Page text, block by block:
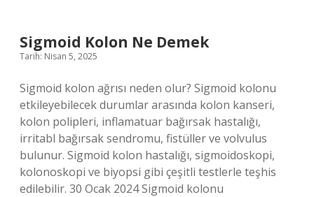
Sigmoid Kolon Ne Demek
Tarih: Nisan 5, 2025
Sigmoid kolon ağrısı neden olur? Sigmoid kolonu
etkileyebilecek durumlar arasında kolon kanseri,
kolon polipleri, inflamatuar bağırsak hastalığı,
irritabl bağırsak sendromu, fistüller ve volvulus
bulunur. Sigmoid kolon hastalığı, sigmoidoskopi,
kolonoskopi ve biyopsi gibi çeşitli testlerle teşhis
edilebilir. 30 Ocak 2024 Sigmoid kolonu